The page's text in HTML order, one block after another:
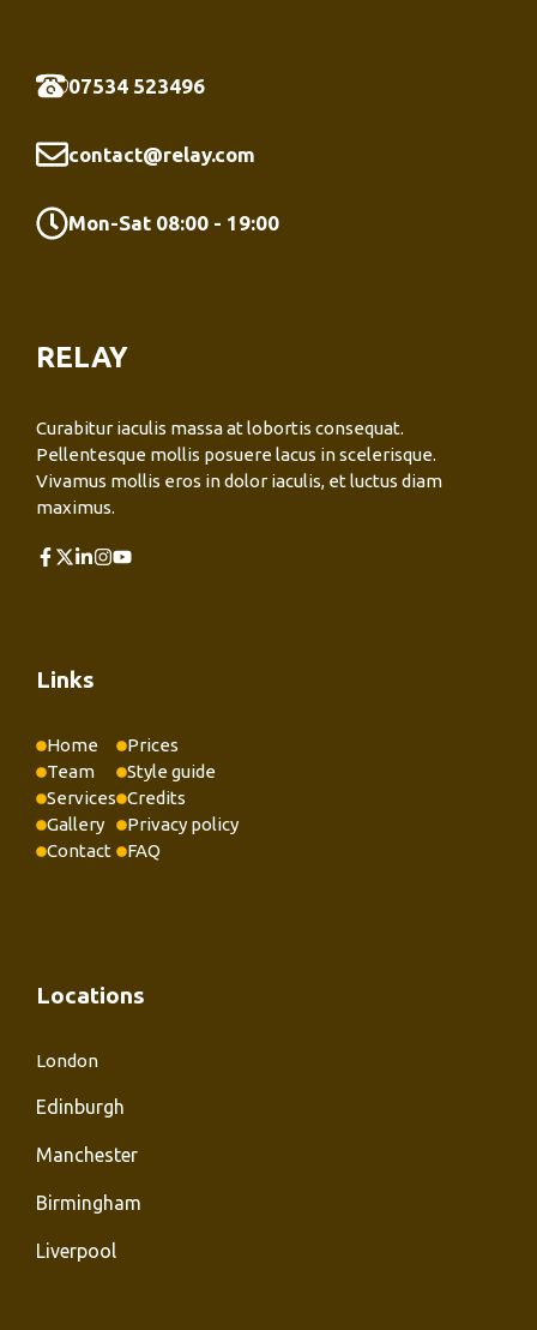
07534 523496
contact@relay.com
Mon-Sat 08:00 - 19:00
RELAY
Curabitur iaculis massa at lobortis consequat.
Pellentesque mollis posuere lacus in scelerisque.
Vivamus mollis eros in dolor iaculis, et luctus diam
maximus.
Links
Home
Team
Services
Gallery
Contact
Prices
Style guide
Credits
Privacy policy
FAQ
Locations
London
Edinburgh
Manchester
Birmingham
Liverpool